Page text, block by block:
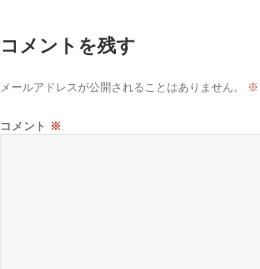
コメントを残す
メールアドレスが公開されることはありません。 ※
コメント ※